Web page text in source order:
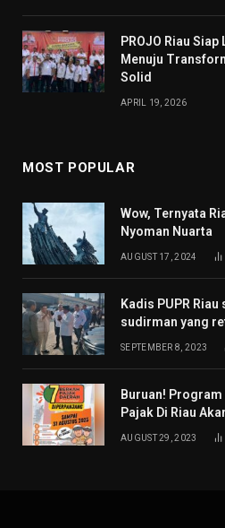
PROJO Riau
Menuju
Solid
APRIL 19, 2026
MOST POPULAR
Wow, Ternyata
Nyoman Nuarta
AUGUST 17, 2024
Kadis PUPR
sudirman yang
SEPTEMBER 8, 2023
Buruan! Program
Pajak Di Riau
AUGUST 29, 2023